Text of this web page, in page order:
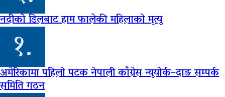
नदीको डिलबाट हाम फालेकी महिलाको मृत्यु
१.
अमेरिकामा पहिलो पटक नेपाली काँग्रेस न्यूयोर्क–दाङ सम्पर्क
समिति गठन